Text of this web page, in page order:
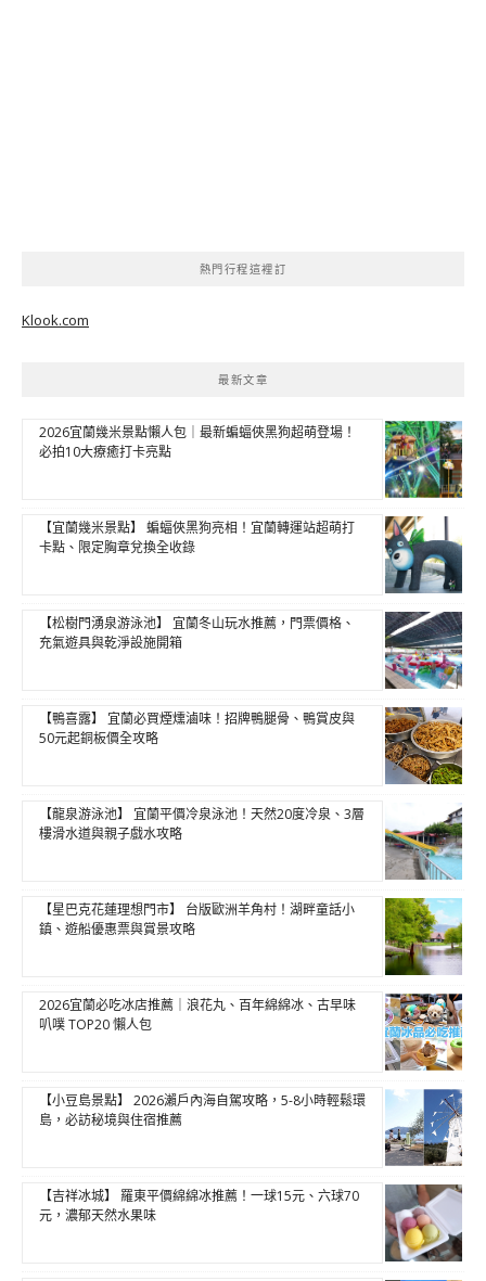
熱門行程這裡訂
Klook.com
最新文章
2026宜蘭幾米景點懶人包｜最新蝙蝠俠黑狗超萌登場！
必拍10大療癒打卡亮點
【宜蘭幾米景點】 蝙蝠俠黑狗亮相！宜蘭轉運站超萌打
卡點、限定胸章兌換全收錄
【松樹門湧泉游泳池】 宜蘭冬山玩水推薦，門票價格、
充氣遊具與乾淨設施開箱
【鴨喜露】 宜蘭必買煙燻滷味！招牌鴨腿骨、鴨賞皮與
50元起銅板價全攻略
【龍泉游泳池】 宜蘭平價冷泉泳池！天然20度冷泉、3層
樓滑水道與親子戲水攻略
【星巴克花蓮理想門市】 台版歐洲羊角村！湖畔童話小
鎮、遊船優惠票與賞景攻略
2026宜蘭必吃冰店推薦｜浪花丸、百年綿綿冰、古早味
叭噗 TOP20 懶人包
【小豆島景點】 2026瀨戶內海自駕攻略，5-8小時輕鬆環
島，必訪秘境與住宿推薦
【吉祥冰城】 羅東平價綿綿冰推薦！一球15元、六球70
元，濃郁天然水果味